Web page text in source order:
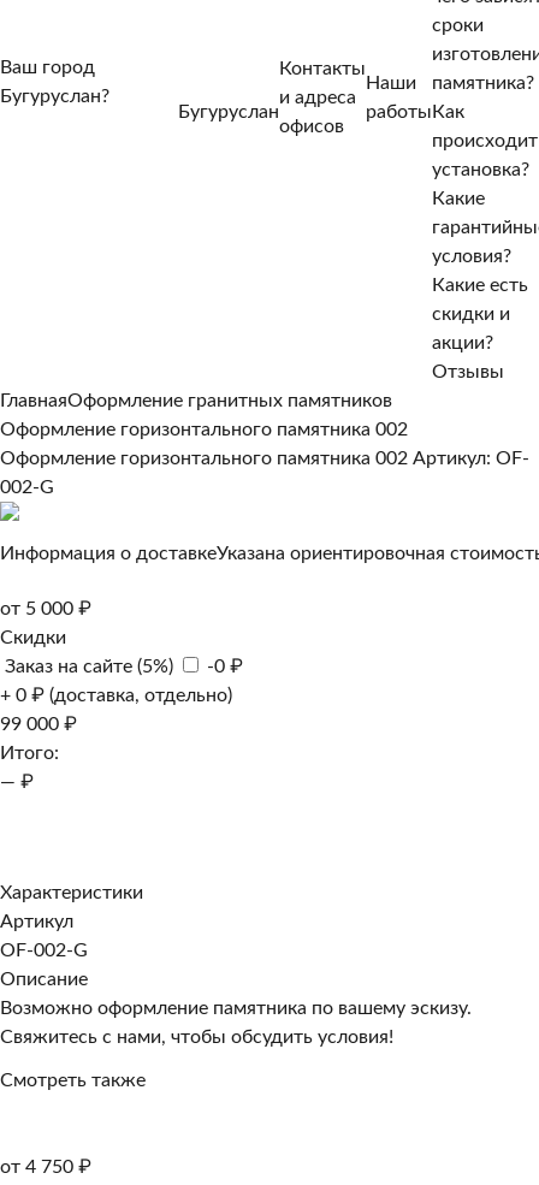
Ваш город
Бугуруслан?
Бугуруслан
Контакты
и адреса
офисов
Наши
работы
сроки
памятника?
Как
происходит
установка?
Какие
условия?
Какие есть
скидки и
акции?
Отзывы
ГлавнаяОформление гранитных памятников
Оформление горизонтального памятника 002
Оформление горизонтального памятника 002 Артикул: OF-
002-G
Информация о доставкеУказана ориентировочная
от 5 000 ₽
Скидки
Заказ на сайте (5%)
-0 ₽
+ 0 ₽ (доставка, отдельно)
99 000 ₽
Итого:
— ₽
Характеристики
Артикул
OF-002-G
Описание
Возможно оформление памятника по вашему эскизу.
Свяжитесь с нами, чтобы обсудить условия!
Смотреть также
от 4 750 ₽